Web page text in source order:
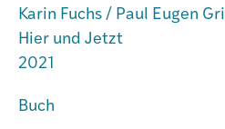
Publikationen
Karin Fuchs / Paul Eugen
Hier und Jetzt
2021
Buch